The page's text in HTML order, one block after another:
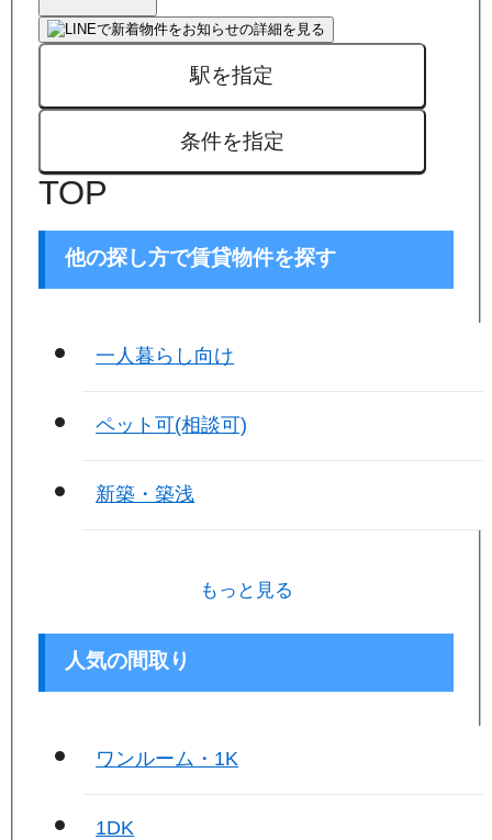
駅を指定
条件を指定
TOP
他の探し方で賃貸物件を探す
一人暮らし向け
ペット可(相談可)
新築・築浅
もっと見る
人気の間取り
ワンルーム・1K
1DK